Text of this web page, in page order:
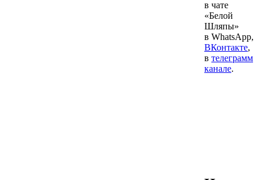
в чате
«Белой
Шляпы»
в WhatsApp,
ВКонтакте,
в телеграмм
канале.